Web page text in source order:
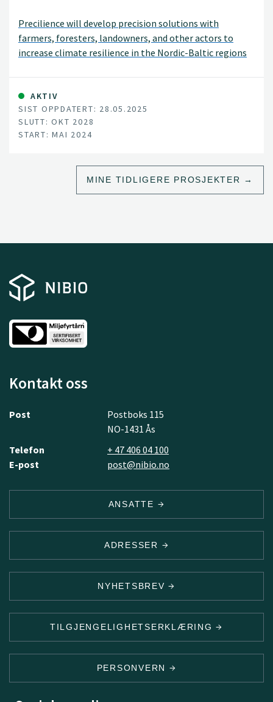
Precilience will develop precision solutions with
farmers, foresters, landowners, and other actors to
increase climate resilience in the Nordic-Baltic regions
AKTIV
SIST OPPDATERT: 28.05.2025
SLUTT: OKT 2028
START: MAI 2024
MINE TIDLIGERE PROSJEKTER
Kontakt oss
Post
Postboks 115
NO-1431 Ås
Telefon
+ 47 406 04 100
E-post
post@nibio.no
ANSATTE
ADRESSER
NYHETSBREV
TILGJENGELIGHETSERKLÆRING
PERSONVERN